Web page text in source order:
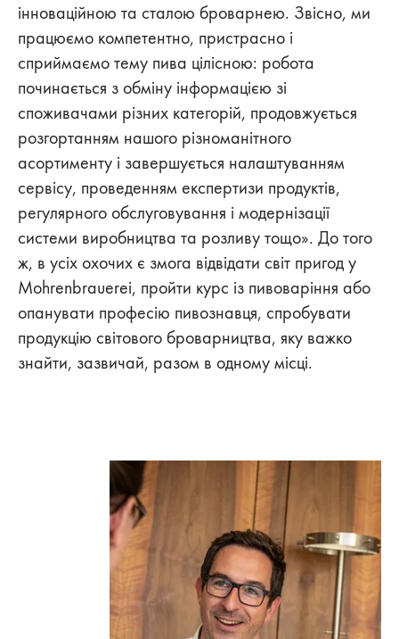
інноваційною та сталою броварнею. Звісно, ми
працюємо компетентно, пристрасно і
сприймаємо тему пива цілісною: робота
починається з обміну інформацією зі
споживачами різних категорій, продовжується
розгортанням нашого різноманітного
асортименту і завершується налаштуванням
сервісу, проведенням експертизи продуктів,
регулярного обслуговування і модернізації
системи виробництва та розливу тощо». До того
ж, в усіх охочих є змога відвідати світ пригод у
Mohrenbrauerei, пройти курс із пивоваріння або
опанувати професію пивознавця, спробувати
продукцію світового броварництва, яку важко
знайти, зазвичай, разом в одному місці.